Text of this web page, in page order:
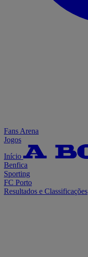
Fans Arena
Jogos
Início
Benfica
Sporting
FC Porto
Resultados e Classificações